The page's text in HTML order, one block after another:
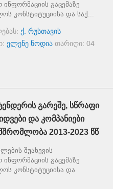
ინფორმაციის გაცემაზე
კონსტიტუციისა და საქ...
ქ. რუსთავის
ელენე ნოდია თარიღი: 04
გარეშე, სწრაფი
და კომპანიები
2013-2023 წწ
შუახევის
ინფორმაციის გაცემაზე
კონსტიტუციისა და